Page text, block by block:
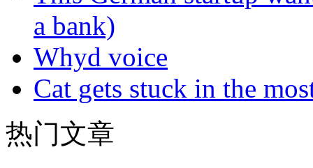
a bank)
Whyd voice
Cat gets stuck in the
热门文章